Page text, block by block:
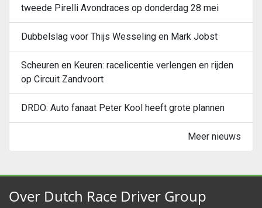
tweede Pirelli Avondraces op donderdag 28 mei
Dubbelslag voor Thijs Wesseling en Mark Jobst
Scheuren en Keuren: racelicentie verlengen en rijden
op Circuit Zandvoort
DRDO: Auto fanaat Peter Kool heeft grote plannen
Meer nieuws
Over Dutch Race Driver Group